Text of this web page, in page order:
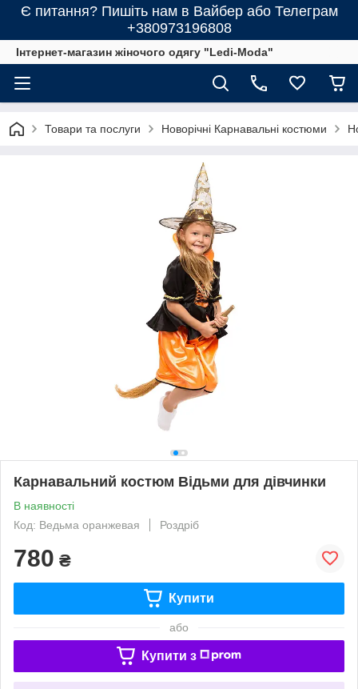
Є питання? Пишіть нам в Вайбер або Телеграм
+380973196808
Інтернет-магазин жіночого одягу "Ledi-Moda"
Товари та послуги Новорічні Карнавальні костюми
Карнавальний костюм Відьми для дівчинки
В наявності
Код: Ведьма оранжевая
Роздріб
780 ₴
Купити
або
Купити з